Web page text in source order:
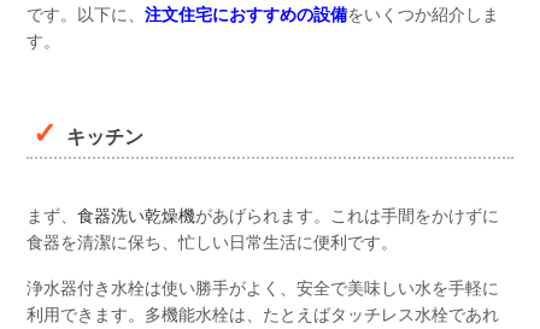
です。以下に、 注文住宅におすすめの設備をいくつか紹介しま
す。
キッチン
まず、 食器洗い乾燥機があげられます。これは手間をかけずに
食器を清潔に保ち、忙しい日常生活に便利です。
浄水器付き水栓は使い勝手がよく、安全で美味しい水を手軽に
利用できます。多機能水栓は、たとえばタッチレス水栓であれ